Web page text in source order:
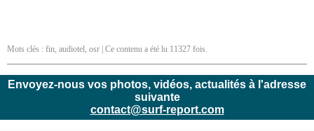
Mots clés : fin, audiotel, osr | Ce contenu a été lu 11327 fois.
Envoyez-nous vos photos, vidéos, actualités à l'adresse
suivante
contact@surf-report.com